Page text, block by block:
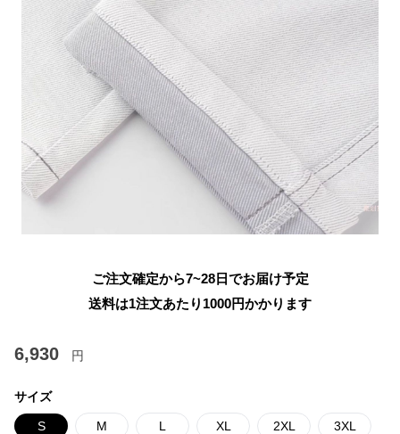
ご注文確定から7~28日でお届け予定
送料は1注文あたり 1000円かかります
6,930 円
サイズ
S M L XL 2XL 3XL